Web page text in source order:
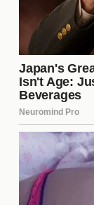
atribuir a
Falta de
Estos
reconsiderar
su imagen y